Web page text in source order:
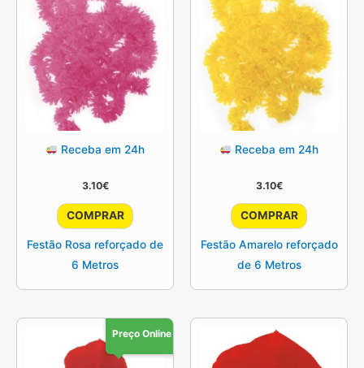
Receba em 24h
3.10€
COMPRAR
Festão Rosa reforçado de
6 Metros
Receba em 24h
3.10€
COMPRAR
Festão Amarelo reforçado
de 6 Metros
Preço Online